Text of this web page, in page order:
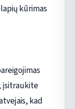
kūrimas
įsitraukite
kad